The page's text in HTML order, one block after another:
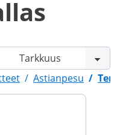
/ Astianpesu /